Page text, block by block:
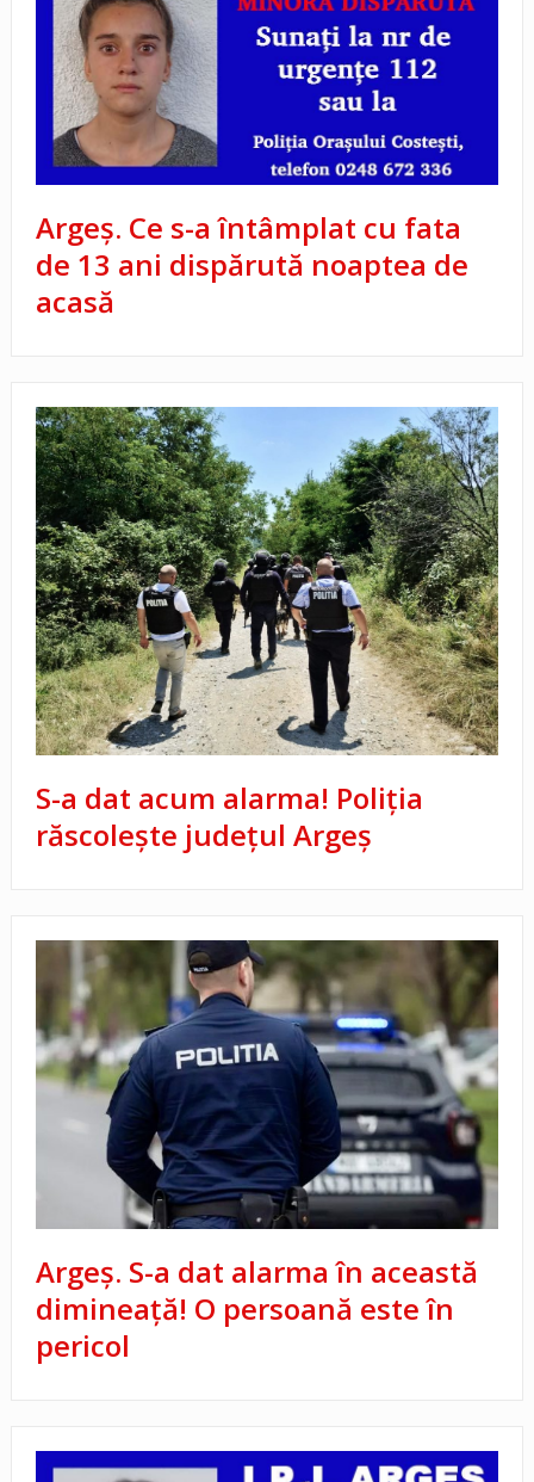
Argeș. Ce s-a întâmplat cu fata
de 13 ani dispărută noaptea de
acasă
S-a dat acum alarma! Poliția
răscolește județul Argeș
Argeș. S-a dat alarma în această
dimineață! O persoană este în
pericol